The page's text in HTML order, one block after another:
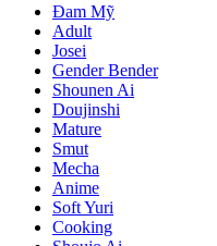
Đam Mỹ
Adult
Josei
Gender Bender
Shounen Ai
Doujinshi
Mature
Smut
Mecha
Anime
Soft Yuri
Cooking